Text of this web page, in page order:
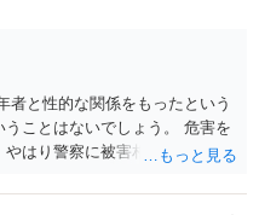
者と性的な関係をもったという
ことはないでしょう。 危害を
はり警察に被害相談するべき